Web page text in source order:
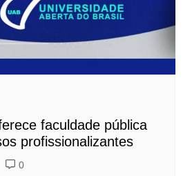
faculdade pública
profissionalizantes
0